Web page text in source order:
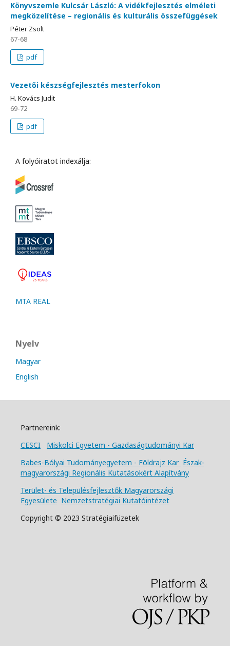
Könyvszemle Kulcsár László: A vidékfejlesztés elméleti
megközelítése – regionális és kulturális összefüggések
Péter Zsolt
67-68
pdf
Vezetői készségfejlesztés mesterfokon
H. Kovács Judit
69-72
pdf
A folyóiratot indexálja:
MTA REAL
Nyelv
Magyar
English
Partnereink:
CESCI
Miskolci Egyetem - Gazdaságtudományi Kar
Babes-Bólyai Tudományegyetem - Földrajz Kar Észak-
magyarországi Regionális Kutatásokért Alapítvány
Terület- és Településfejlesztők Magyarországi
Egyesülete Nemzetstratégiai Kutatóintézet
Copyright © 2023 Stratégiaifüzetek